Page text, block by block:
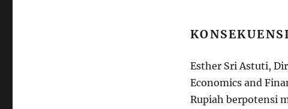
Esther Sri Astuti,
Economics and
Rupiah berpotensi